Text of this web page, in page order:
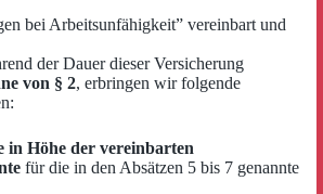
bei Arbeitsunfähigkeit” vereinbart und
der Dauer dieser Versicherung
von § 2, erbringen wir folgende
in Höhe der vereinbarten
für die in den Absätzen 5 bis 7 genannte